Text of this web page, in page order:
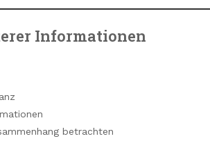
Informationen
betrachten